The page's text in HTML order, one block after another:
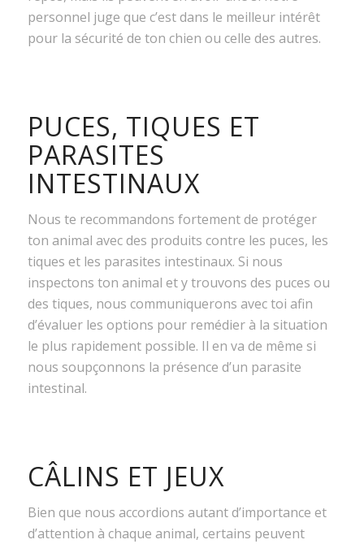
personnel juge que c’est dans le meilleur intérêt
pour la sécurité de ton chien ou celle des autres.
PUCES, TIQUES ET
PARASITES
INTESTINAUX
Nous te recommandons fortement de protéger
ton animal avec des produits contre les puces, les
tiques et les parasites intestinaux. Si nous
inspectons ton animal et y trouvons des puces ou
des tiques, nous communiquerons avec toi afin
d’évaluer les options pour remédier à la situation
le plus rapidement possible. Il en va de même si
nous soupçonnons la présence d’un parasite
intestinal.
CÂLINS ET JEUX
Bien que nous accordions autant d’importance et
d’attention à chaque animal, certains peuvent